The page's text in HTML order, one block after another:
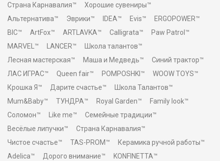
Страна Карнавалия™
Хорошие сувениры™
Альтернатива™
Эврики™ IDEA™ Evis™
ERGOPOWER™
BIC™
ArtFox™ ARTLAVKA™ Calligrata™
Paw Patrol™
MARVEL™
LANCER™
Школа талантов™
Лесная мастерская™
Маша и Медведь™
Синий трактор™
ЛАС ИГРАС™
Queen fair™ POMPOSHKI™
WOOW TOYS™
Крошка Я™
Дарите счастье™
Школа Талантов™
Mum&Baby™
ТУНДРА™ Royal Garden™
Family look™
Соломон™
Like me™
Семейные традиции™
Весёлые липучки™
Страна Карнавалия™
Чистое счастье™
TAS-PROM™
Керамика ручной работы™
Adelica™
Дорого внимание™ KONFINETTA™